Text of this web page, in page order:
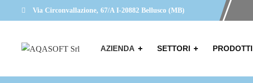
Via Circonvallazione, 67/A I-20882 Bellusco (MB)
AZIENDA SETTORI PRODOTTI